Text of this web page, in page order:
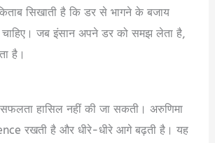
सिखाती है कि डर से भागने के बजाय
चाहिए। जब इंसान अपने डर को समझ लेता है,
है।
सफलता हासिल नहीं की जा सकती। अरुणिमा
रखती है और धीरे-धीरे आगे बढ़ती है। यह